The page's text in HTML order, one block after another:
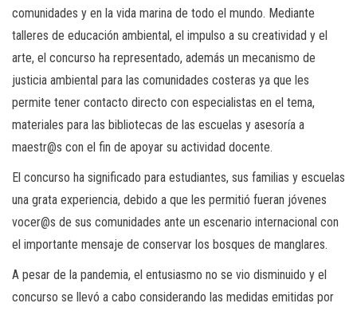
comunidades y en la vida marina de todo el mundo. Mediante
talleres de educación ambiental, el impulso a su creatividad y el
arte, el concurso ha representado, además un mecanismo de
justicia ambiental para las comunidades costeras ya que les
permite tener contacto directo con especialistas en el tema,
materiales para las bibliotecas de las escuelas y asesoría a
maestr@s con el fin de apoyar su actividad docente.
El concurso ha significado para estudiantes, sus familias y escuelas
una grata experiencia, debido a que les permitió fueran jóvenes
vocer@s de sus comunidades ante un escenario internacional con
el importante mensaje de conservar los bosques de manglares.
A pesar de la pandemia, el entusiasmo no se vio disminuido y el
concurso se llevó a cabo considerando las medidas emitidas por